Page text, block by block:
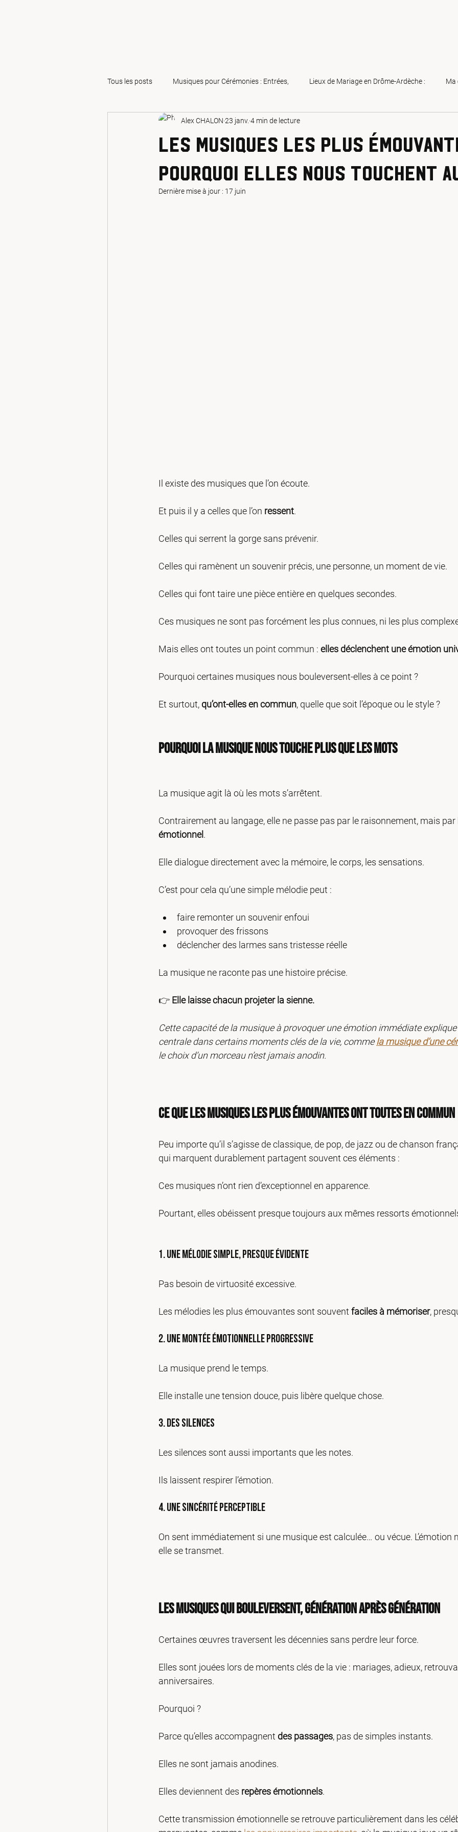
Tous les posts Musiques pour Cérémonies : Entrées, Lieux de Mariage en Drôme-Ardèche : Ma
Jeux et Animations pour Mariages Animations Séminaires entreprises
Les musiques les plus
pourquoi elles nous touchent
Alex CHALON 23 janv. 4 min de lecture
Dernière mise à jour : 17 juin
Il existe des musiques que l’on écoute.
Et puis il y a celles que l’on ressent.
Celles qui serrent la gorge sans prévenir.
Celles qui ramènent un souvenir précis, une personne, un moment de vie.
Celles qui font taire une pièce entière en quelques secondes.
Ces musiques ne sont pas forcément les plus connues, ni les plus
Mais elles ont toutes un point commun : elles déclenchent une émotion
Pourquoi certaines musiques nous bouleversent-elles à ce point ?
Et surtout, qu’ont-elles en commun, quelle que soit l’époque ou le style ?
Pourquoi la musique nous touche plus que les mots
La musique agit là où les mots s’arrêtent.
Contrairement au langage, elle ne passe pas par le raisonnement, mais par
émotionnel.
Elle dialogue directement avec la mémoire, le corps, les sensations.
C’est pour cela qu’une simple mélodie peut :
faire remonter un souvenir enfoui
provoquer des frissons
déclencher des larmes sans tristesse réelle
La musique ne raconte pas une histoire précise.
👉 Elle laisse chacun projeter la sienne.
Cette capacité de la musique à provoquer une émotion immédiate
centrale dans certains moments clés de la vie, comme la musique d’une
le choix d’un morceau n’est jamais anodin.
Ce que les musiques les plus émouvantes ont toutes en commun
Peu importe qu’il s’agisse de classique, de pop, de jazz ou de chanson
qui marquent durablement partagent souvent ces éléments :
Ces musiques n’ont rien d’exceptionnel en apparence.
Pourtant, elles obéissent presque toujours aux mêmes ressorts
1. Une mélodie simple, presque évidente
Pas besoin de virtuosité excessive.
Les mélodies les plus émouvantes sont souvent faciles à mémoriser,
2. Une montée émotionnelle progressive
La musique prend le temps.
Elle installe une tension douce, puis libère quelque chose.
3. Des silences
Les silences sont aussi importants que les notes.
Ils laissent respirer l’émotion.
4. Une sincérité perceptible
On sent immédiatement si une musique est calculée… ou vécue. L’émotion
elle se transmet.
Les musiques qui bouleversent, génération après génération
Certaines œuvres traversent les décennies sans perdre leur force.
Elles sont jouées lors de moments clés de la vie : mariages, adieux,
anniversaires.
Pourquoi ?
Parce qu’elles accompagnent des passages, pas de simples instants.
Elles ne sont jamais anodines.
Elles deviennent des repères émotionnels.
Cette transmission émotionnelle se retrouve particulièrement dans les